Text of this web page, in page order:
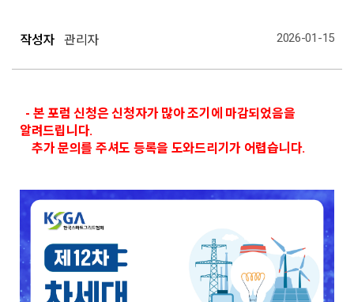
작성자 관리자 2026-01-15
- 본 포럼 신청은 신청자가 많아 조기에 마감되었음을
알려드립니다.
추가 문의를 주셔도 등록을 도와드리기가 어렵습니다.